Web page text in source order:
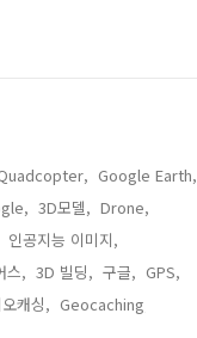
Google Earth,
3D모델, Drone,
인공지능 이미지,
스, 3D 빌딩, 구글, GPS,
캐싱, Geocaching,